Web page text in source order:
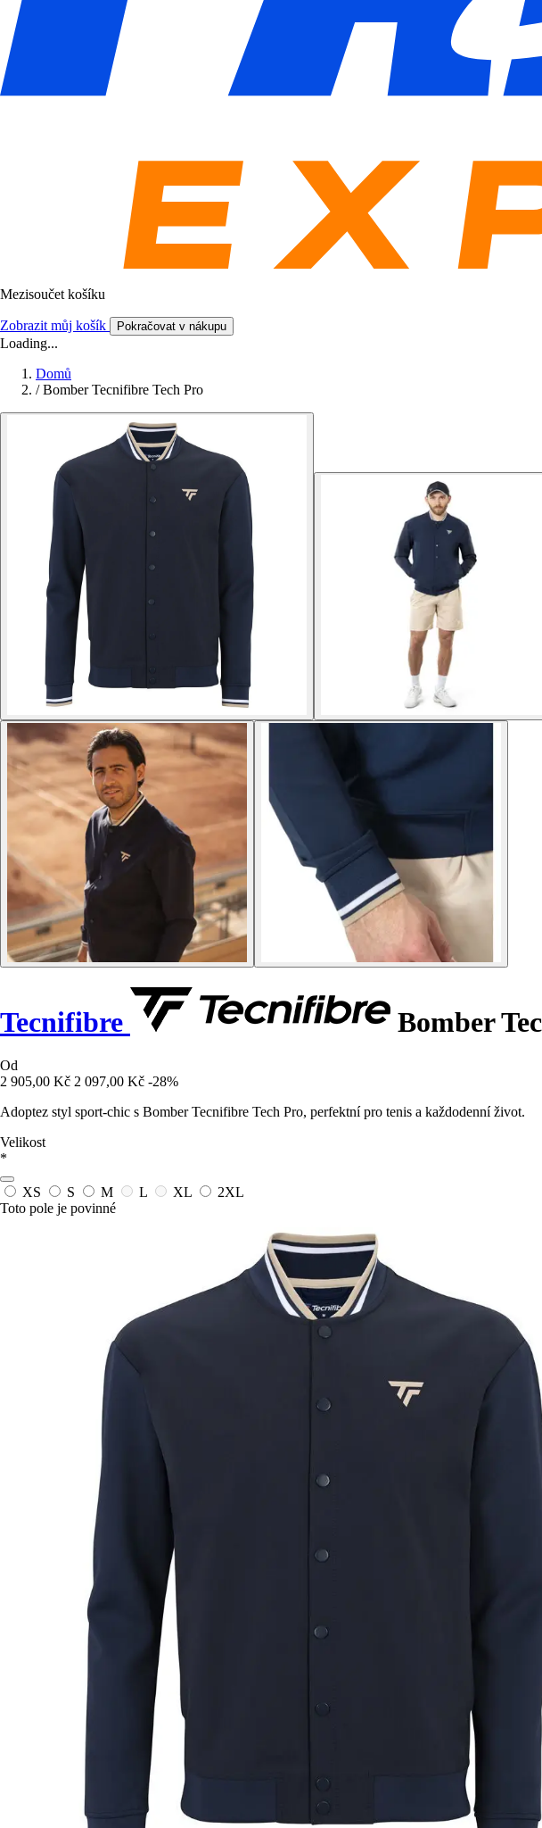
Mezisoučet košíku
Zobrazit můj košík Pokračovat v nákupu
Loading...
Domů
/ Bomber Tecnifibre Tech Pro
Tecnifibre Bomber
Od
2 905,00 Kč 2 097,00 Kč -28%
Adoptez styl sport-chic s Bomber Tecnifibre Tech Pro, perfektní pro tenis a každodenní život.
Velikost
*
XS S M L XL
2XL
Toto pole je povinné